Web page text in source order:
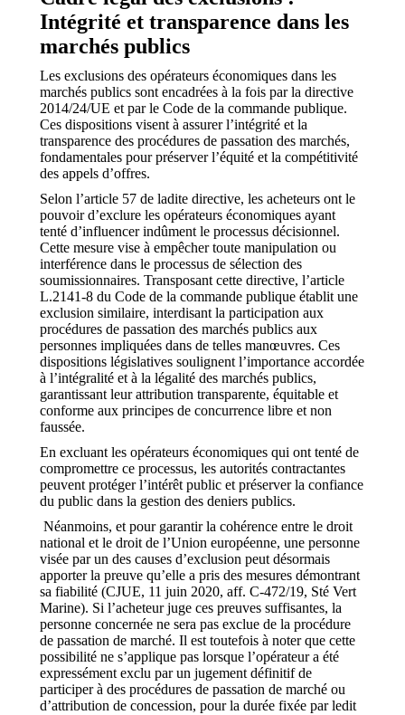
Intégrité et transparence dans les
marchés publics
Les exclusions des opérateurs économiques dans les
marchés publics sont encadrées à la fois par la directive
2014/24/UE et par le Code de la commande publique.
Ces dispositions visent à assurer l’intégrité et la
transparence des procédures de passation des marchés,
fondamentales pour préserver l’équité et la compétitivité
des appels d’offres.
Selon l’article 57 de ladite directive, les acheteurs ont le
pouvoir d’exclure les opérateurs économiques ayant
tenté d’influencer indûment le processus décisionnel.
Cette mesure vise à empêcher toute manipulation ou
interférence dans le processus de sélection des
soumissionnaires. Transposant cette directive, l’article
L.2141-8 du Code de la commande publique établit une
exclusion similaire, interdisant la participation aux
procédures de passation des marchés publics aux
personnes impliquées dans de telles manœuvres. Ces
dispositions législatives soulignent l’importance accordée
à l’intégralité et à la légalité des marchés publics,
garantissant leur attribution transparente, équitable et
conforme aux principes de concurrence libre et non
faussée.
En excluant les opérateurs économiques qui ont tenté de
compromettre ce processus, les autorités contractantes
peuvent protéger l’intérêt public et préserver la confiance
du public dans la gestion des deniers publics.
Néanmoins, et pour garantir la cohérence entre le droit
national et le droit de l’Union européenne, une personne
visée par un des causes d’exclusion peut désormais
apporter la preuve qu’elle a pris des mesures démontrant
sa fiabilité (CJUE, 11 juin 2020, aff. C-472/19, Sté Vert
Marine). Si l’acheteur juge ces preuves suffisantes, la
personne concernée ne sera pas exclue de la procédure
de passation de marché. Il est toutefois à noter que cette
possibilité ne s’applique pas lorsque l’opérateur a été
expressément exclu par un jugement définitif de
participer à des procédures de passation de marché ou
d’attribution de concession, pour la durée fixée par ledit